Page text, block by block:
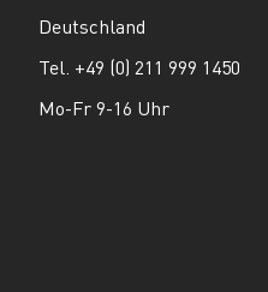
Deutschland
Tel. +49 (0) 211 999 1450
Mo-Fr 9-16 Uhr